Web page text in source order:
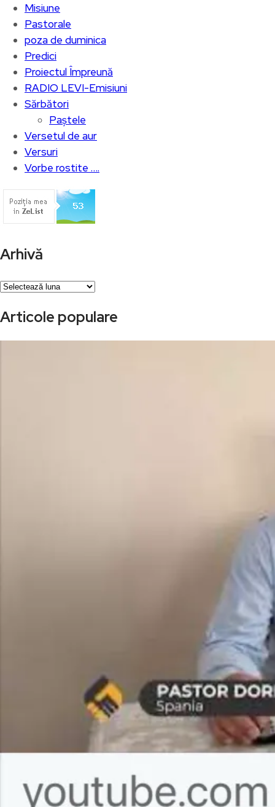
Misiune
Pastorale
poza de duminica
Predici
Proiectul Împreună
RADIO LEVI-Emisiuni
Sărbători
Paștele
Versetul de aur
Versuri
Vorbe rostite ….
Arhivă
Arhivă
Articole populare